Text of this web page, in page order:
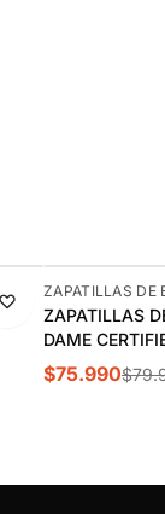
-5%
ZAPATILLAS DE
ZAPATILLAS
DAME
$75.990